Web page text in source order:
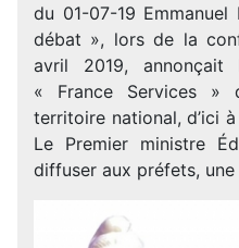
du 01-07-19
débat », lors de la
avril 2019,
« France Services »
territoire national, d’ici
Le Premier ministre
diffuser aux préfets, une